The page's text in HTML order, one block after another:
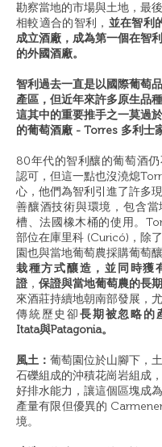
勘察當地的市場與土地，最
相較適合的智利， 並在智利
成立酒廠，成為第一個在智
的外國酒廠。
智利過去一直是以國際葡萄
產區，但近年來許多原生品
這其中的重要推手之一莫過
的葡萄酒廠 - Torres 多利士
80年代的智利釀的葡萄酒
認可，但這一點也沒澆熄
心，他們為智利引進了許多
善釀酒技術與環境，包含
槽、法國橡木桶的使用。
部位在庫里科 (Curicó)，除
園也與當地葡萄農採購葡萄釀
栽種方式釀造，並同時獲
證 ， 保證與當地葡萄農的長
來酒莊持續地朝南部發展，
傳統歷史卻長期被忽略的
Itata與Patagonia。
風土： 葡萄園位於山腳下，
石礫組成的沖積花崗岩組成
好排水能力，讓這個區塊成
產量有限但優異的
境。